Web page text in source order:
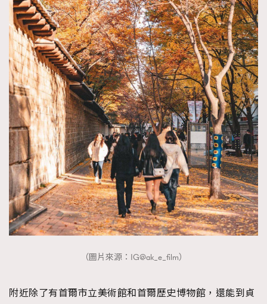
（圖片來源：IG@ak_e_film）
附近除了有首爾市立美術館和首爾歷史博物館，還能到貞